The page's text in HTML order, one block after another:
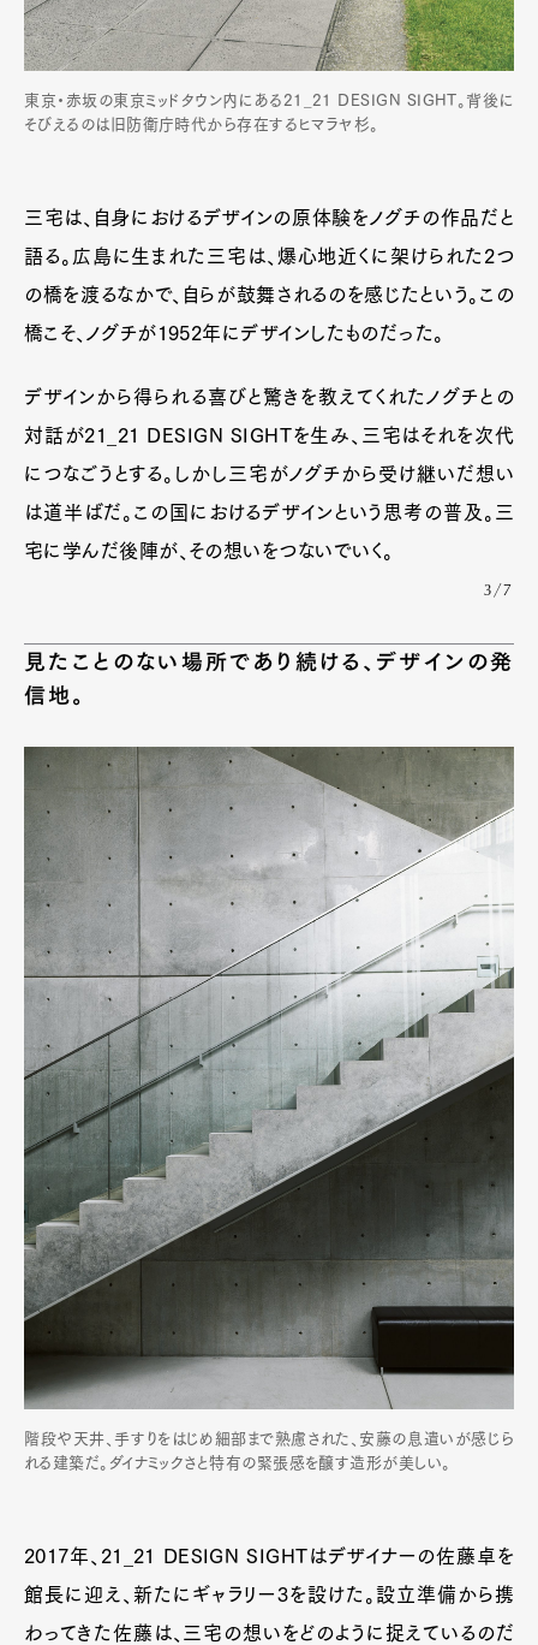
東京・赤坂の東京ミッドタウン内にある21_21 DESIGN SIGHT。背後に
そびえるのは旧防衛庁時代から存在するヒマラヤ杉。
三宅は、自身におけるデザインの原体験をノグチの作品だと
語る。広島に生まれた三宅は、爆心地近くに架けられた2つ
の橋を渡るなかで、自らが鼓舞されるのを感じたという。この
橋こそ、ノグチが1952年にデザインしたものだった。
デザインから得られる喜びと驚きを教えてくれたノグチとの
対話が21_21 DESIGN SIGHTを生み、三宅はそれを次代
につなごうとする。しかし三宅がノグチから受け継いだ想い
は道半ばだ。この国におけるデザインという思考の普及。三
宅に学んだ後陣が、その想いをつないでいく。
3/7
見たことのない場所であり続ける、デザインの発
信地。
階段や天井、手すりをはじめ細部まで熟慮された、安藤の息遣いが感じら
れる建築だ。ダイナミックさと特有の緊張感を醸す造形が美しい。
2017年、21_21 DESIGN SIGHTはデザイナーの佐藤卓を
館長に迎え、新たにギャラリー3を設けた。設立準備から携
わってきた佐藤は、三宅の想いをどのように捉えているのだ